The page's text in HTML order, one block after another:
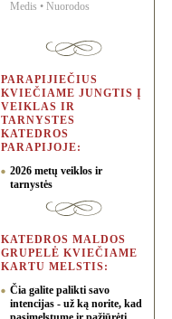
Medis • Nuorodos
PARAPIJIEČIUS
KVIEČIAME JUNGTIS Į
VEIKLAS IR
TARNYSTES
KATEDROS
PARAPIJOJE:
2026 metų veiklos ir
tarnystės
KATEDROS MALDOS
GRUPELĖ KVIEČIAME
KARTU MELSTIS:
Čia galite palikti savo
intencijas - už ką norite, kad